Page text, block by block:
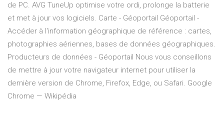
de PC. AVG TuneUp optimise votre ordi, prolonge la batterie
et met à jour vos logiciels. Carte - Géoportail Géoportail -
Accéder à l'information géographique de référence : cartes,
photographies aériennes, bases de données géographiques.
Producteurs de données - Géoportail Nous vous conseillons
de mettre à jour votre navigateur internet pour utiliser la
dernière version de Chrome, Firefox, Edge, ou Safari. Google
Chrome — Wikipédia